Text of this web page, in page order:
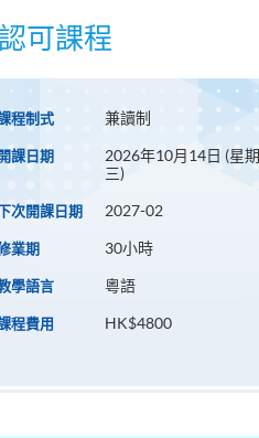
可課程
程制式 兼讀制
開課日期
2026年10月14日 (星期
三)
次開課日期 2027-02
業期 30小時
學語言 粵語
程費用 HK$4800